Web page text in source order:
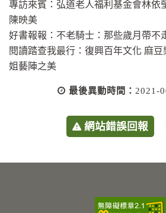
(另
視
窗)
專訪來賓：弘道老人福利基金會林依
陳映美
好書報報：不老騎士：那些歲月帶不
閱讀踏查我最行：復興百年文化 麻
姐藝陣之美
最後異動時間： 2021-
網站錯誤回報